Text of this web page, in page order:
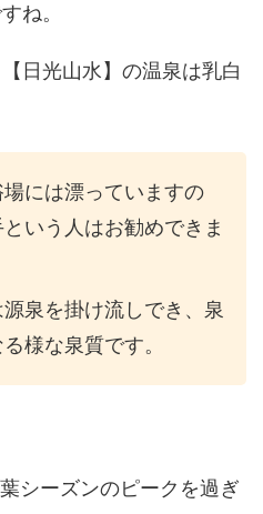
ね。
日光山水】の温泉は乳白
には漂っていますの
いう人はお勧めできま
泉を掛け流しでき、泉
様な泉質です。
シーズンのピークを過ぎ